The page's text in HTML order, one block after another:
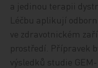
a jedinou terapii
Léčbu aplikují
ve zdravotnickém
prostředí. Přípravek
výsledků studie